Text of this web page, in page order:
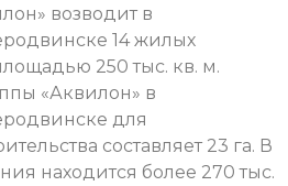
возводит в
14 жилых
250 тыс. кв. м.
«Аквилон» в
для
составляет 23 га. В
находится более 270 тыс.